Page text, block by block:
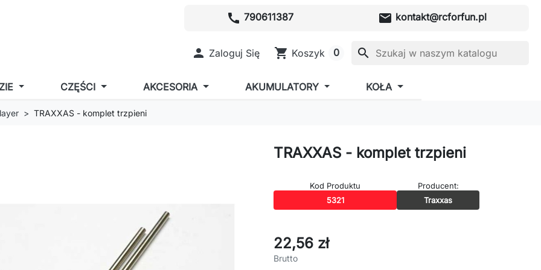
call 790611387 mail kontakt@rcforfun.pl
 Zaloguj Się shopping_cart Koszyk 0 search
CZĘŚCI AKCESORIA AKUMULATORY KOŁA
TRAXXAS - komplet trzpieni
TRAXXAS - komplet trzpieni
Kod Produktu
5321
Producent:
Traxxas
22,56 zł
Brutto